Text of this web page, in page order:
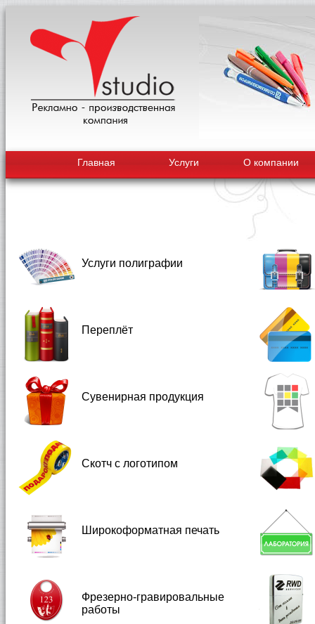
Главная Услуги О компании
Услуги полиграфии
Переплёт
Сувенирная продукция
Скотч с логотипом
Широкоформатная печать
Фрезерно-гравировальные
работы